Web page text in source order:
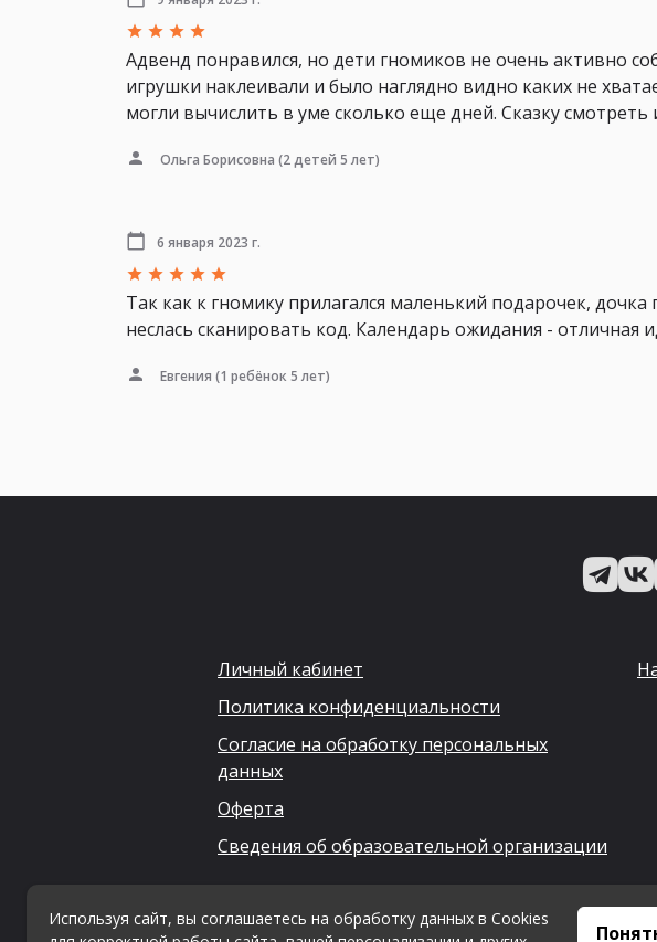
Адвенд понравился, но дети гномиков не очень активно
игрушки наклеивали и было наглядно видно каких не
могли вычислить в уме сколько еще дней. Сказку
Ольга Борисовна (2 детей 5 лет)
6 января 2023 г.
Так как к гномику прилагался маленький подарочек,
неслась сканировать код. Календарь ожидания - отличная
Евгения (1 ребёнок 5 лет)
Личный кабинет
Политика конфиденциальности
Согласие на обработку персональных
данных
Оферта
Сведения об образовательной организации
Используя сайт, вы соглашаетесь на обработку данных в Cookies